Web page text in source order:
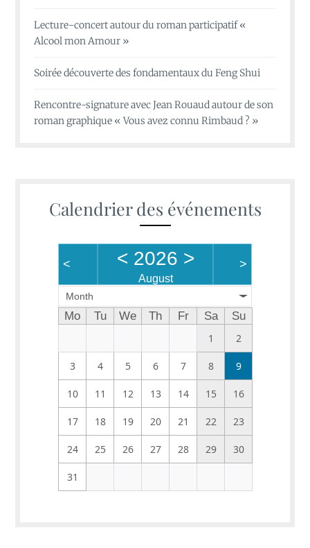
Lecture-concert autour du roman participatif «
Alcool mon Amour »
Soirée découverte des fondamentaux du Feng Shui
Rencontre-signature avec Jean Rouaud autour de son
roman graphique « Vous avez connu Rimbaud ? »
Calendrier des événements
< < 2026 >
August
>
Month
Mo Tu We Th Fr Sa
Su
1
2
3 4 5 6 7 8 9
10 11 12 13 14 15 16
17 18 19 20 21 22 23
24 25 26 27 28 29 30
31